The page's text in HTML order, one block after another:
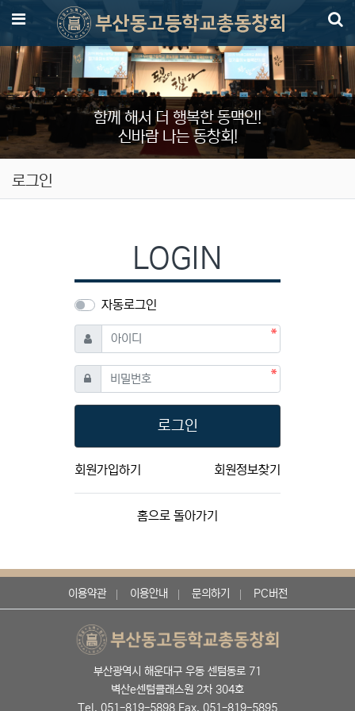
함께 해서 더 행복한 동맥인!
신바람 나는 동창회!
메뉴
로그인
LOGIN
자동로그인
아이디 필수
비밀번호필수
로그인
회원가입하기 회원정보찾기
홈으로 돌아가기
이용약관 이용안내 문의하기 PC버전
부산광역시 해운대구 우동 센텀동로 71
벽산e센텀클래스원 2차 304호
Tel. 051-819-5898 Fax. 051-819-5895